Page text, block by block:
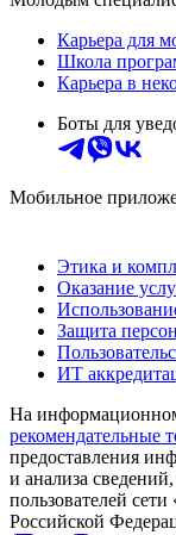
Карьера для
Школа
Карьера в
Боты для
Мобильное
Этика и
Оказание
Защита
ИТ
На
рекомендательные
предоставления
и анализа
пользователей
Российской